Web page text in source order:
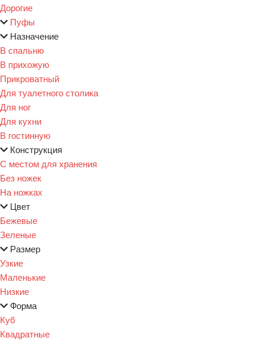
Дорогие
Пуфы
Назначение
В спальню
В прихожую
Прикроватный
Для туалетного столика
Для ног
Для кухни
В гостинную
Конструкция
С местом для хранения
Без ножек
На ножках
Цвет
Бежевые
Зеленые
Размер
Узкие
Маленькие
Низкие
Форма
Куб
Квадратные